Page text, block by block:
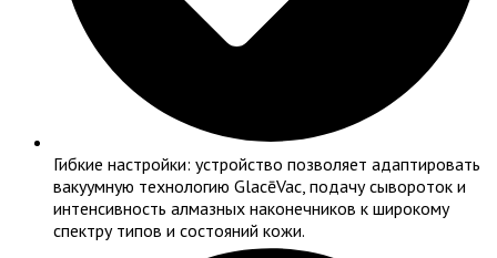
Гибкие настройки: устройство позволяет адаптировать
вакуумную технологию GlacēVac, подачу сывороток и
интенсивность алмазных наконечников к широкому
спектру типов и состояний кожи.